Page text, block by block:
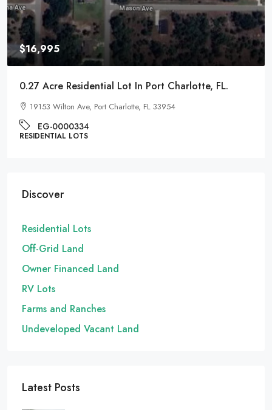
$9,995
0.22 Acre Residential Lot In Pontiac, Michigan
1017 Cherrylawn Dr, Pontiac, MI 48340
EG-000221
RESIDENTIAL LOTS
Discover
Residential Lots
Off-Grid Land
Owner Financed Land
RV Lots
Farms and Ranches
Undeveloped Vacant Land
Latest Posts